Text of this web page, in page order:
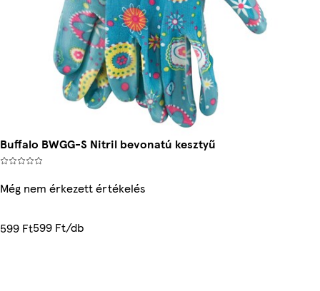
Buffalo BWGG-S Nitril bevonatú kesztyű
Még nem érkezett értékelés
599 Ft599 Ft/db